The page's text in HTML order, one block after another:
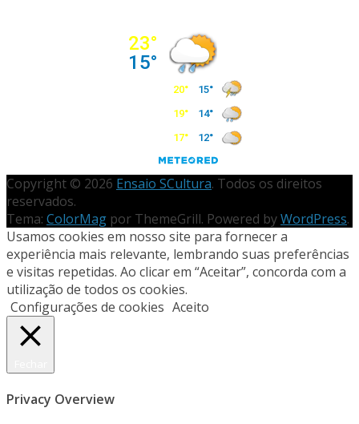
Copyright © 2026 Ensaio SCultura. Todos os direitos
reservados.
Tema: ColorMag por ThemeGrill. Powered byWordPress.
Usamos cookies em nosso site para fornecer a
experiência mais relevante, lembrando suas preferências
e visitas repetidas. Ao clicar em “Aceitar”, concorda com a
utilização de todos os cookies.
Configurações de cookies Aceito
Privacy Overview